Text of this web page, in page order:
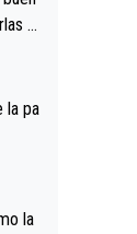
v
S
t
la pa
la